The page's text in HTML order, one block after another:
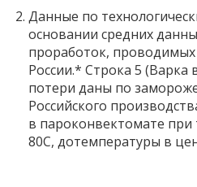
Данные по
основании средних
проработок,
России.* Строка 5 (Варка
потери даны по
Российского
в пароконвектомате
80С, дотемпературы в